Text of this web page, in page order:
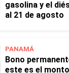
gasolina y el
al 21 de agosto
PANAMÁ
Bono
este es el